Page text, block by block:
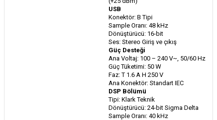
USB
Konektör: B Tipi
Sample Oranı: 48 kHz
Dönüştürücü: 16-bit
Ses: Stereo Giriş ve çıkış
Güç Desteği
Ana Voltaj: 100 – 240 V~, 50/60 Hz
Güç Tüketimi: 50 W
Faz: T 1.6 A H 250 V
Ana Konektör: Standart IEC
DSP Bölümü
Tipi: Klark Teknik
Dönüştürücü: 24-bit Sigma Delta
Sample Oranı: 40 kHz